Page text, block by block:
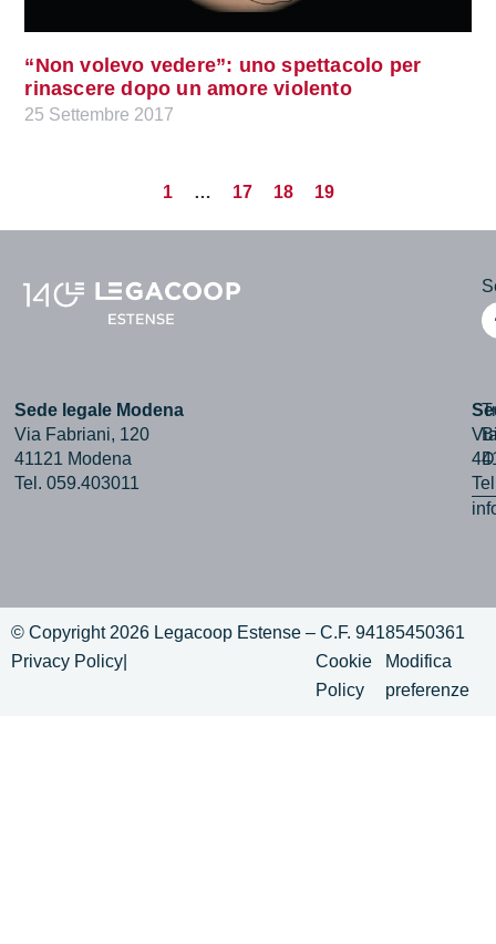
“Non volevo vedere”: uno spettacolo per
rinascere dopo un amore violento
25 Settembre 2017
1 … 17 18 19
Sede legale Modena
Via Fabriani, 120
41121 Modena
Tel. 059.403011
© Copyright 2026 Legacoop Estense – C.F. 94185450361
Privacy Policy
Cookie
Policy
Modifica
preferenze